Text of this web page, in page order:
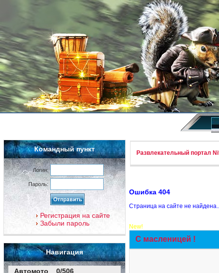
Командный пункт
Логин:
Пароль:
Регистрация на сайте
Забыли пароль
Навигация
Автомото 0/506
Развлекательный портал
Ошибка 404
Страница на сайте не
New!
С масленицей !